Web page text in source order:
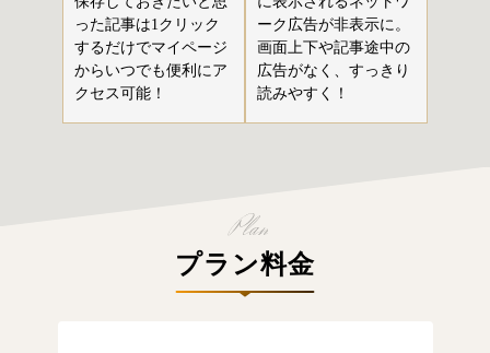
った記事は1クリック
するだけでマイページ
からいつでも便利にア
クセス可能！
ーク広告が非表示に。
画面上下や記事途中の
広告がなく、すっきり
読みやすく！
プラン料金